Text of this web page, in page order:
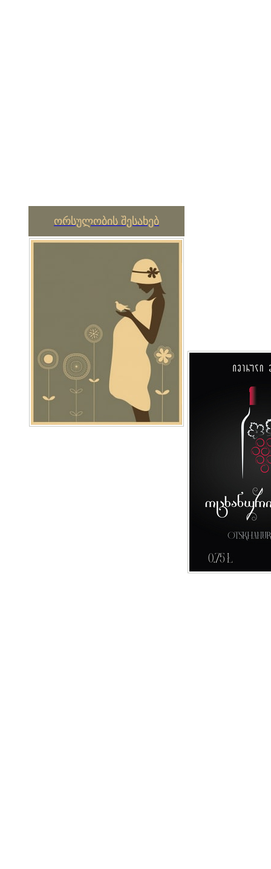
ორსულობის შესახებ